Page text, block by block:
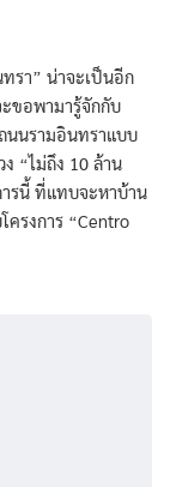
รา” น่าจะเป็นอีก
ะขอพามารู้จักกับ
นนรามอินทราแบบ
“ไม่ถึง 10 ล้าน
รนี้ ที่แทบจะหาบ้าน
ครงการ “Centro